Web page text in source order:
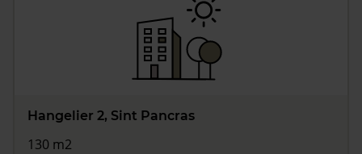
Hangelier 2, Sint Pancras
130 m2